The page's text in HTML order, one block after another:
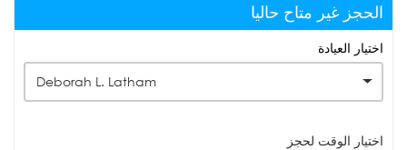
الحجز غير متاح حاليا
اختيار العيادة
Deborah L. Latham
اختيار الوقت لحجز